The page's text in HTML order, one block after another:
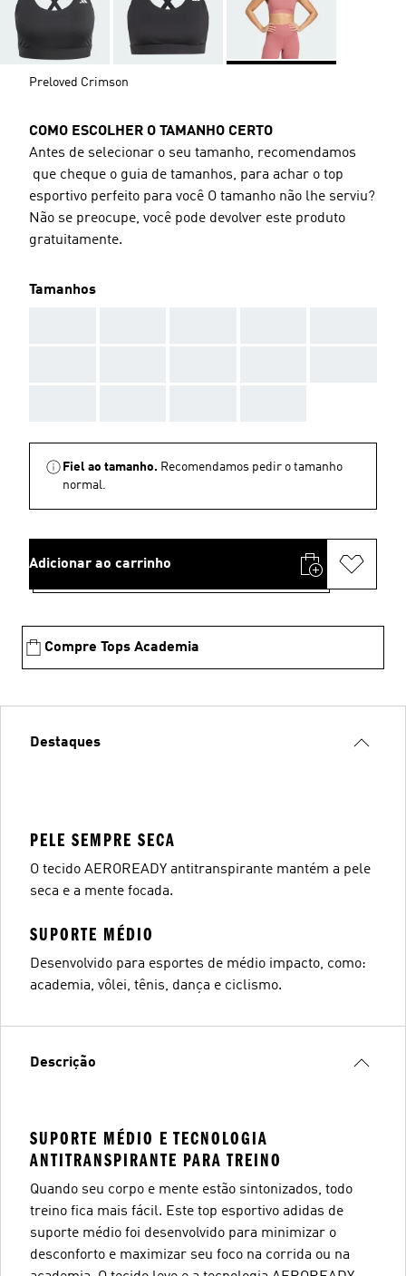
Preloved Crimson
COMO ESCOLHER O TAMANHO CERTO
Antes de selecionar o seu tamanho, recomendamos
que cheque o guia de tamanhos, para achar o top
esportivo perfeito para você O tamanho não lhe serviu?
Não se preocupe, você pode devolver este produto
gratuitamente.
Tamanhos
Fiel ao tamanho. Recomendamos pedir o tamanho
normal.
Adicionar ao carrinho
Compre Tops Academia
Destaques
PELE SEMPRE SECA
O tecido AEROREADY antitranspirante mantém a pele
seca e a mente focada.
SUPORTE MÉDIO
Desenvolvido para esportes de médio impacto, como:
academia, vôlei, tênis, dança e ciclismo.
Descrição
SUPORTE MÉDIO E TECNOLOGIA
ANTITRANSPIRANTE PARA TREINO
Quando seu corpo e mente estão sintonizados, todo
treino fica mais fácil. Este top esportivo adidas de
suporte médio foi desenvolvido para minimizar o
desconforto e maximizar seu foco na corrida ou na